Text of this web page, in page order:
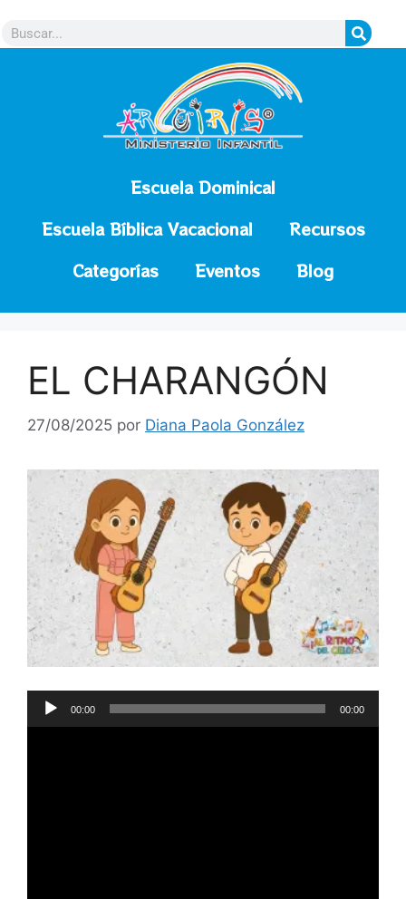
Escuela Dominical
Escuela Bíblica Vacacional
Recursos
Categorías
Eventos Blog
EL CHARANGÓN
27/08/2025 por Diana Paola González
Reproductor
de
00:00 00:00